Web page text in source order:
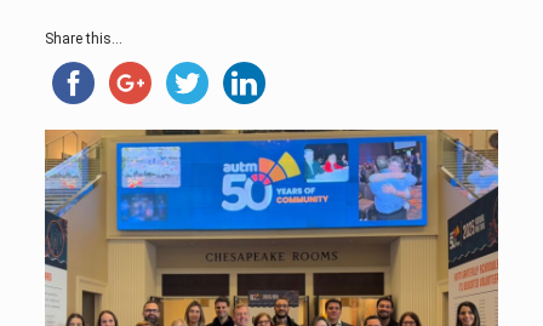
Share this...